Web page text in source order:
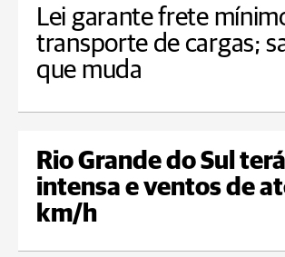
Lei garante frete
transporte de cargas;
que muda
Rio Grande do Sul
intensa e ventos de
km/h